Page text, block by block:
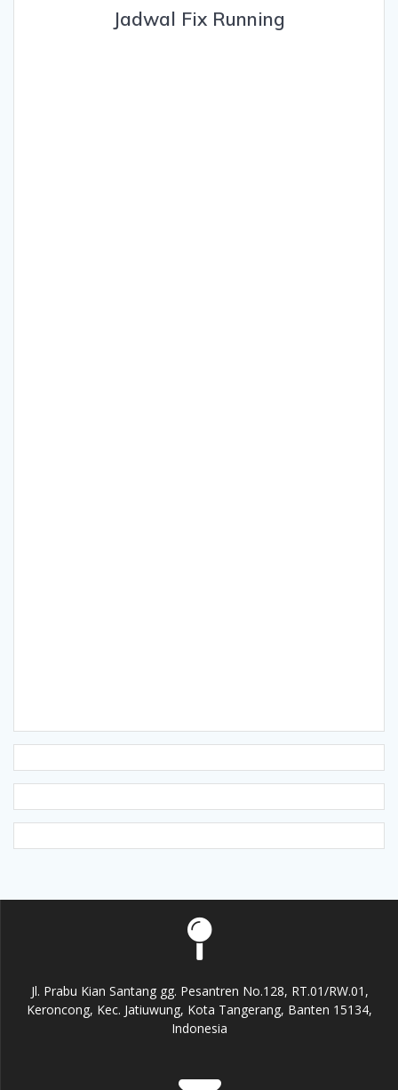
Jadwal Fix Running
Jl. Prabu Kian Santang gg. Pesantren No.128, RT.01/RW.01,
Keroncong, Kec. Jatiuwung, Kota Tangerang, Banten 15134,
Indonesia